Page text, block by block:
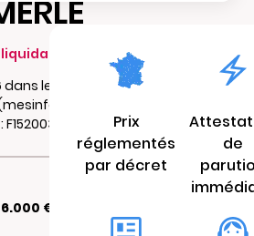
le journal
€
Prix
réglementés
par décret
de